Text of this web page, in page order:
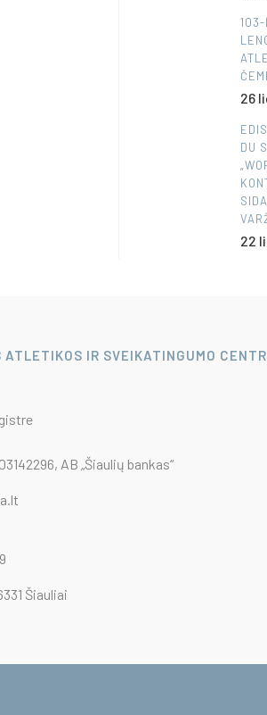
103-
26
DU
22
IR SVEIKATINGUMO
AB „Šiaulių bankas“
Šiauliai